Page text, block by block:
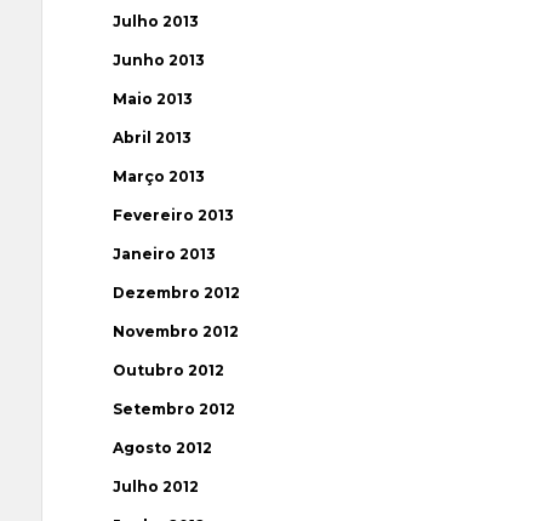
Julho 2013
Junho 2013
Maio 2013
Abril 2013
Março 2013
Fevereiro 2013
Janeiro 2013
Dezembro 2012
Novembro 2012
Outubro 2012
Setembro 2012
Agosto 2012
Julho 2012